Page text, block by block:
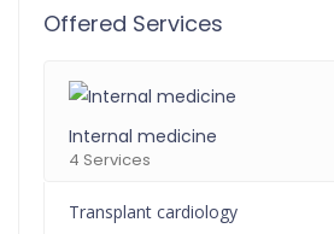
Offered Services
Internal medicine
4 Services
Transplant cardiology